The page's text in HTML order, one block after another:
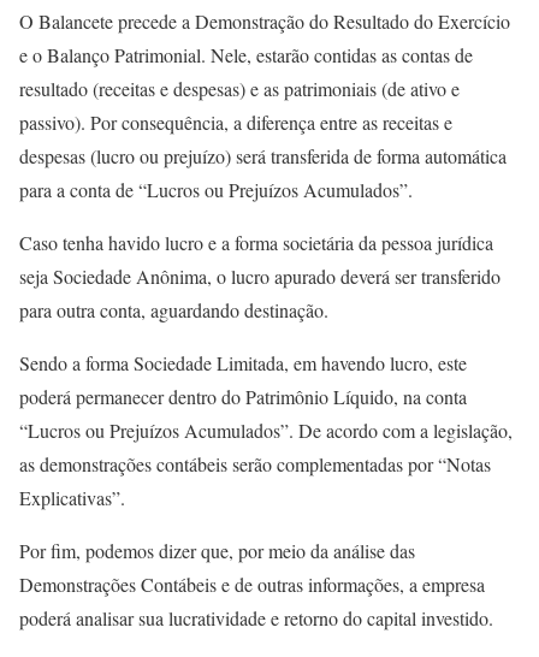
O Balancete precede a Demonstração do Resultado do Exercício
e o Balanço Patrimonial. Nele, estarão contidas as contas de
resultado (receitas e despesas) e as patrimoniais (de ativo e
passivo). Por consequência, a diferença entre as receitas e
despesas (lucro ou prejuízo) será transferida de forma automática
para a conta de “Lucros ou Prejuízos Acumulados”.
Caso tenha havido lucro e a forma societária da pessoa jurídica
seja Sociedade Anônima, o lucro apurado deverá ser transferido
para outra conta, aguardando destinação.
Sendo a forma Sociedade Limitada, em havendo lucro, este
poderá permanecer dentro do Patrimônio Líquido, na conta
“Lucros ou Prejuízos Acumulados”. De acordo com a legislação,
as demonstrações contábeis serão complementadas por “Notas
Explicativas”.
Por fim, podemos dizer que, por meio da análise das
Demonstrações Contábeis e de outras informações, a empresa
poderá analisar sua lucratividade e retorno do capital investido.